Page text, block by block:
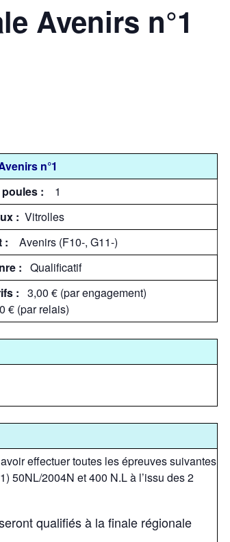
Avenirs n°1
n°1
: 1
: Vitrolles
:
Avenirs (F10-, G11-)
: Qualificatif
: 3,00 € (par engagement)
€ (par relais)
effectuer toutes les épreuves suivantes
50NL/2004N et 400 N.L à l’issu des 2
qualifiés à la finale régionale